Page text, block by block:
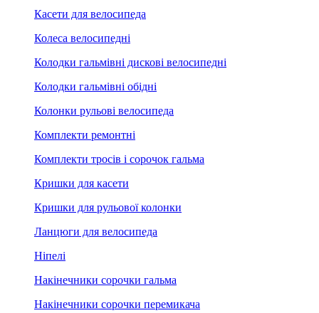
Касети для велосипеда
Колеса велосипедні
Колодки гальмівні дискові велосипедні
Колодки гальмівні обідні
Колонки рульові велосипеда
Комплекти ремонтні
Комплекти тросів і сорочок гальма
Кришки для касети
Кришки для рульової колонки
Ланцюги для велосипеда
Ніпелі
Накінечники сорочки гальма
Накінечники сорочки перемикача